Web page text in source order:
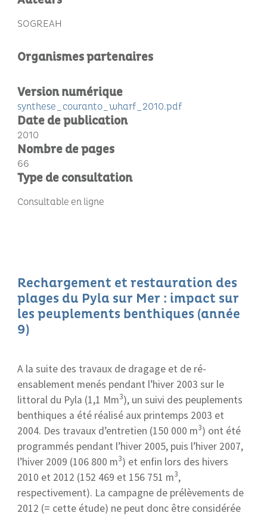
SOGREAH
Organismes partenaires
Version numérique
synthese_couranto_wharf_2010.pdf
Date de publication
2010
Nombre de pages
66
Type de consultation
Consultable en ligne
Rechargement et restauration des
plages du Pyla sur Mer : impact sur
les peuplements benthiques (année
9)
A la suite des travaux de dragage et de ré-
ensablement menés pendant l’hiver 2003 sur le
littoral du Pyla (1,1 Mm3), un suivi des peuplements
benthiques a été réalisé aux printemps 2003 et
2004. Des travaux d’entretien (150 000 m3) ont été
programmés pendant l’hiver 2005, puis l’hiver 2007,
l’hiver 2009 (106 800 m3) et enfin lors des hivers
2010 et 2012 (152 469 et 156 751 m3,
respectivement). La campagne de prélèvements de
2012 (= cette étude) ne peut donc être considérée